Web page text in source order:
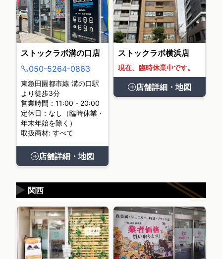
ストックラボ溝の口店
050-5264-0863
東急田園都市線 溝の口駅
より徒歩3分
営業時間：11:00 - 20:00
定休日：なし（臨時休業・
年末年始を除く）
取扱商材: すべて
店舗詳細・地図
ストックラボ横浜店
現在、臨時休業中です。
店舗詳細・地図
関西
▶